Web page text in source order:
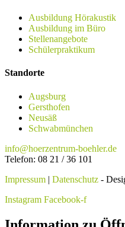
Ausbildung Hörakustik
Ausbildung im Büro
Stellenangebote
Schülerpraktikum
Standorte
Augsburg
Gersthofen
Neusäß
Schwabmünchen
info@hoerzentrum-boehler.de
Telefon: 08 21 / 36 101
Impressum | Datenschutz -
Instagram Facebook-f